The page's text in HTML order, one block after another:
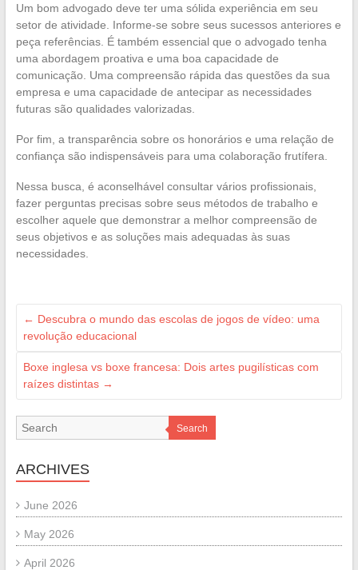
Um bom advogado deve ter uma sólida experiência em seu
setor de atividade. Informe-se sobre seus sucessos anteriores e
peça referências. É também essencial que o advogado tenha
uma abordagem proativa e uma boa capacidade de
comunicação. Uma compreensão rápida das questões da sua
empresa e uma capacidade de antecipar as necessidades
futuras são qualidades valorizadas.
Por fim, a transparência sobre os honorários e uma relação de
confiança são indispensáveis para uma colaboração frutífera.
Nessa busca, é aconselhável consultar vários profissionais,
fazer perguntas precisas sobre seus métodos de trabalho e
escolher aquele que demonstrar a melhor compreensão de
seus objetivos e as soluções mais adequadas às suas
necessidades.
← Descubra o mundo das escolas de jogos de vídeo: uma
revolução educacional
Boxe inglesa vs boxe francesa: Dois artes pugilísticas com
raízes distintas →
Search
ARCHIVES
June 2026
May 2026
April 2026